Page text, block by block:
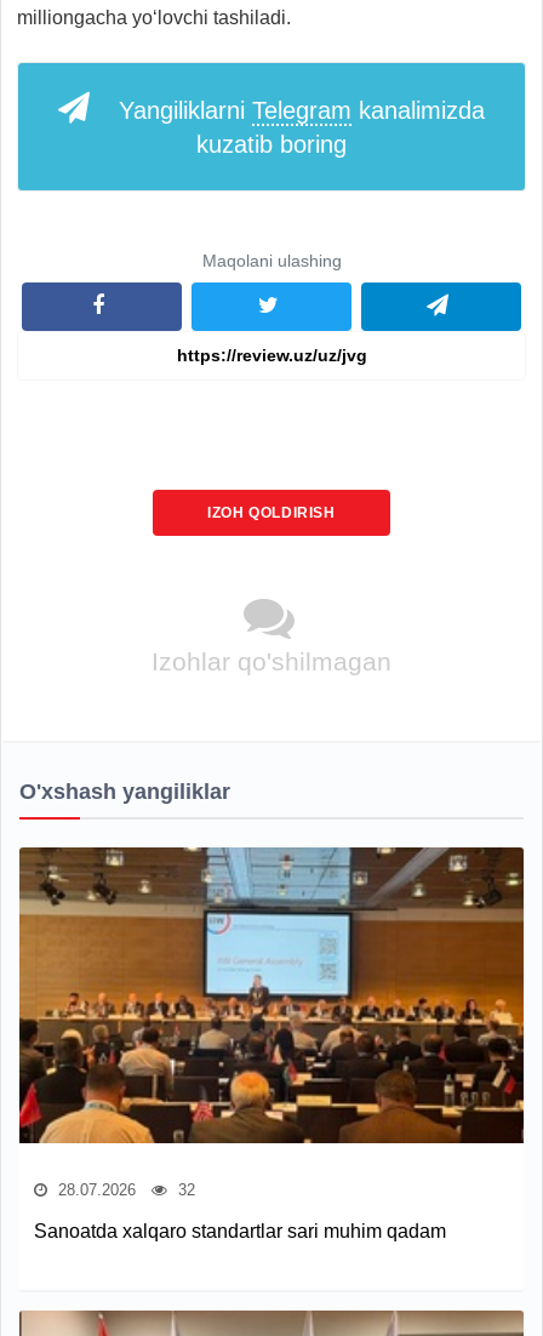
milliongacha yo‘lovchi tashiladi.
Yangiliklarni Telegram kanalimizda
kuzatib boring
Maqolani ulashing
IZOH QOLDIRISH
Izohlar qo'shilmagan
O'xshash yangiliklar
28.07.2026 32
Sanoatda xalqaro standartlar sari muhim qadam